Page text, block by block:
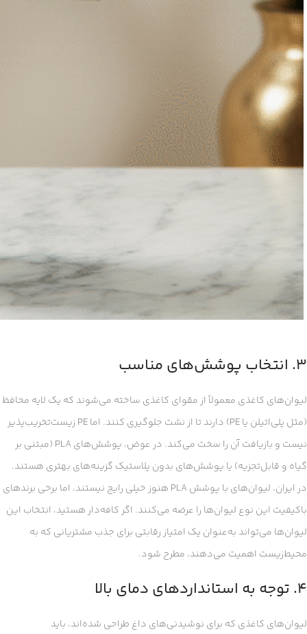
۳. انتخاب پوشش‌های مناسب
لیوان‌های کاغذی معمولاً از مقوای کاغذی ساخته می‌شوند که یک لایه محافظ
(مثل پلی‌اتیلن یا PE) دارند تا از نشت جلوگیری کنند. اما PE زیست‌تخریب‌پذیر
نیست و بازیافت آن را سخت می‌کند. در عوض، پوشش‌های PLA (مبتنی بر
گیاه و قابل‌تجزیه) یا پوشش‌های بدون پلاستیک گزینه‌های بهتری هستند.
در ایران، لیوان‌های با پوشش PLA هنوز خیلی رایج نیستند، اما برخی برندهای
باکیفیت این نوع لیوان‌ها را عرضه می‌کنند. اگر کافه‌دار هستید، انتخاب این
لیوان‌ها می‌تواند به‌عنوان یک امتیاز رقابتی برای جذب مشتریانی که به
محیط‌زیست اهمیت می‌دهند، مطرح شود.
۴. توجه به استانداردهای دمای بالا
لیوان‌های کاغذی که برای نوشیدنی‌های داغ طراحی شده‌اند، باید